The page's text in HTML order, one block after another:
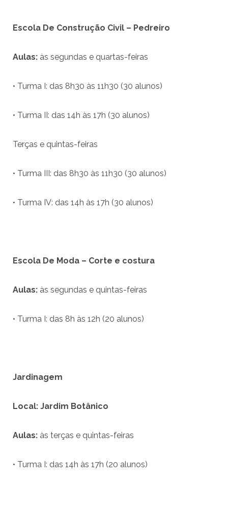
Escola De Construção Civil – Pedreiro
Aulas: às segundas e quartas-feiras
• Turma I: das 8h30 às 11h30 (30 alunos)
• Turma II: das 14h às 17h (30 alunos)
Terças e quintas-feiras
• Turma III: das 8h30 às 11h30 (30 alunos)
• Turma IV: das 14h às 17h (30 alunos)
Escola De Moda – Corte e costura
Aulas: às segundas e quintas-feiras
• Turma I: das 8h às 12h (20 alunos)
Jardinagem
Local: Jardim Botânico
Aulas: às terças e quintas-feiras
• Turma I: das 14h às 17h (20 alunos)